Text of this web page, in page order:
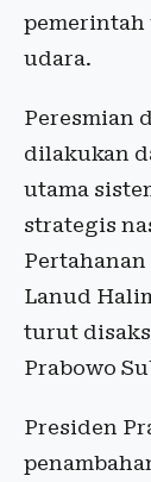
pemerintah
udara.
Peresmian
dilakukan
utama
strategis
Lanud
turut
Prabowo
Presiden